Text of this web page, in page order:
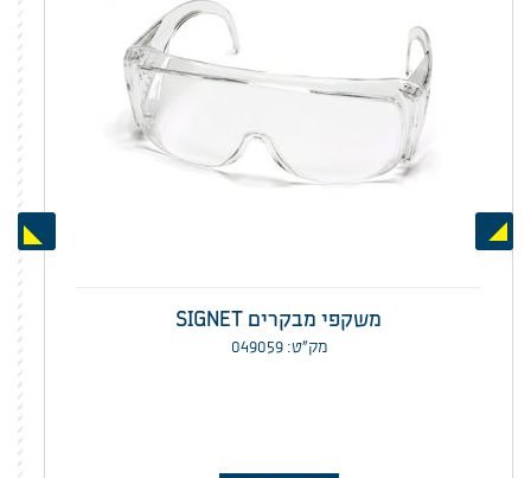
Previous
משקפי מבקרים SIGNET
מק”ט: 049059
Next